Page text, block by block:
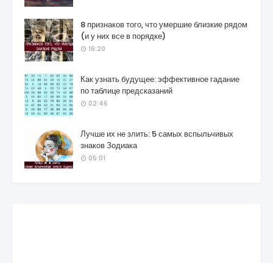
8 признаков того, что умершие близкие рядом
(и у них все в порядке)
16:20
Как узнать будущее: эффективное гадание
по таблице предсказаний
02:46
Лучше их не злить: 5 самых вспыльчивых
знаков Зодиака
05:01